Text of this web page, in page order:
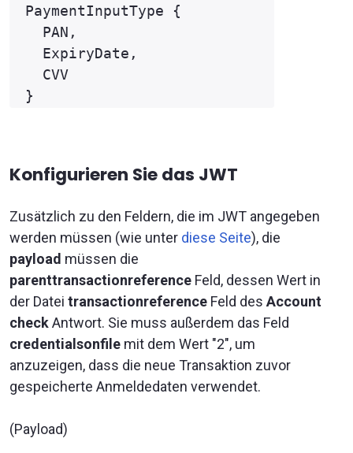
PaymentInputType {
  PAN,
  ExpiryDate,
  CVV
Konfigurieren Sie das JWT
Zusätzlich zu den Feldern, die im JWT angegeben
werden müssen (wie unter diese Seite), die
payload müssen die
parenttransactionreference Feld, dessen Wert in
der Datei transactionreference Feld des Account
checkAntwort. Sie muss außerdem das Feld
credentialsonfile mit dem Wert "2", um
anzuzeigen, dass die neue Transaktion zuvor
gespeicherte Anmeldedaten verwendet.
(Payload)